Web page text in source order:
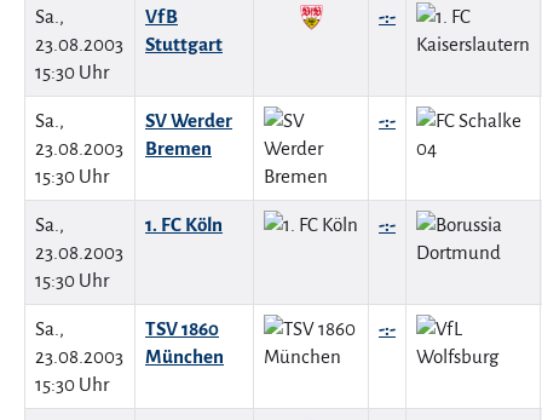
Sa.,
23.08.2003
15:30 Uhr
VfB
Stuttgart
-:-
Sa.,
23.08.2003
15:30 Uhr
SV Werder
Bremen
-:-
Sa.,
23.08.2003
15:30 Uhr
1. FC Köln -:-
Sa.,
23.08.2003
15:30 Uhr
TSV 1860
München
-:-